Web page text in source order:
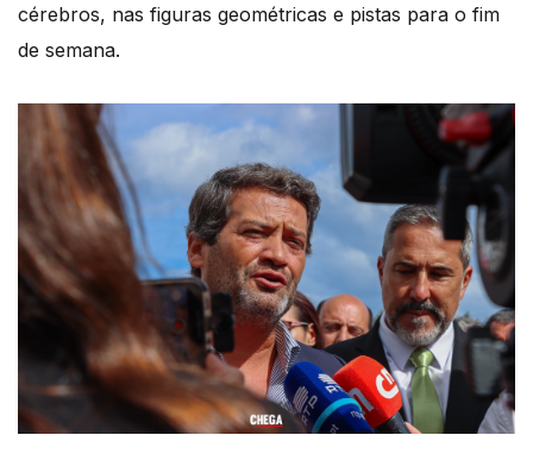
cérebros, nas figuras geométricas e pistas para o fim
de semana.